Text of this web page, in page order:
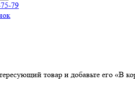
79
товар и добавьте его «В